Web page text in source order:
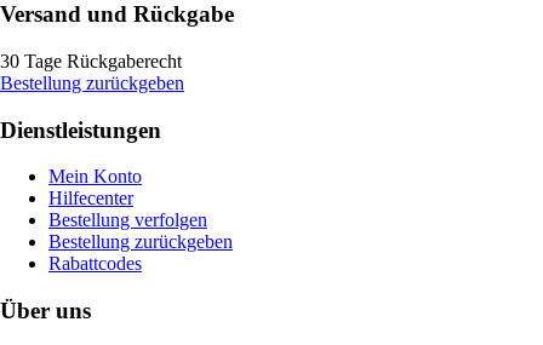
Versand und Rückgabe
30 Tage Rückgaberecht
Bestellung zurückgeben
Dienstleistungen
Mein Konto
Hilfecenter
Bestellung verfolgen
Bestellung zurückgeben
Rabattcodes
Über uns